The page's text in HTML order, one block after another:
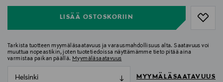
LISÄÄ OSTOSKORIIN
Tarkista tuotteen myymäläsaatavuus ja varausmahdollisuus alta. Saatavuus voi
muuttua nopeastikin, joten tuotetiedoissa näyttämämme tieto pitää aina
varmistaa paikan päällä. Myymäläsaatavuus
Helsinki MYYMÄLÄSAATAVUUS